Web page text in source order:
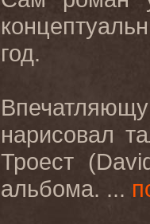
год.
нарисовал
Троест (
альбома. ...